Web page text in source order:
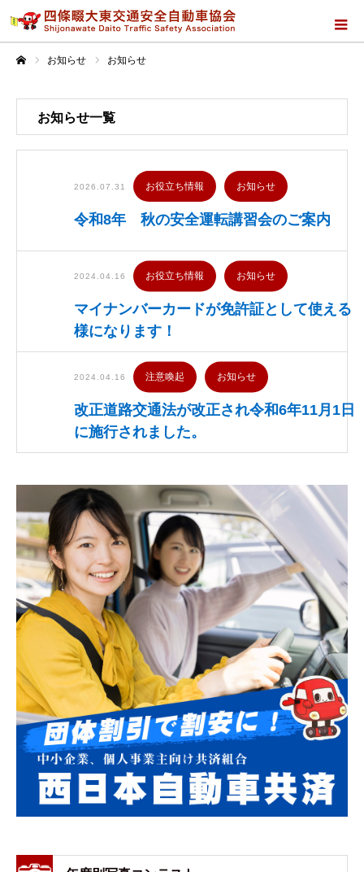
お知らせ お知らせ
お知らせ一覧
2026.07.31 お役立ち情報 お知らせ
令和8年 秋の安全運転講習会のご案内
2024.04.16 お役立ち情報 お知らせ
マイナンバーカードが免許証として使える
様になります！
2024.04.16 注意喚起 お知らせ
改正道路交通法が改正され令和6年11月1日
に施行されました。